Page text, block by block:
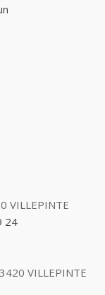
VILLEPINTE
24
VILLEPINTE